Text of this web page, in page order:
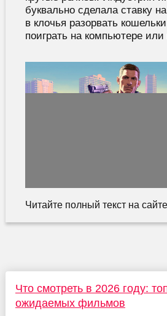
буквально сделала ставку
в клочья разорвать
поиграть на компьютере
Читайте полный текст на сайте
Что смотреть в 2026 году:
ожидаемых фильмов